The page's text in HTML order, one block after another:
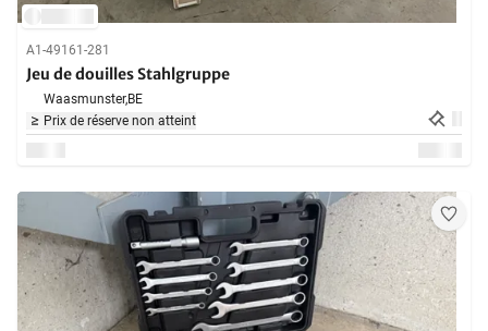
A1-49161-281
Jeu de douilles Stahlgruppe
Waasmunster,BE
Prix de réserve non atteint